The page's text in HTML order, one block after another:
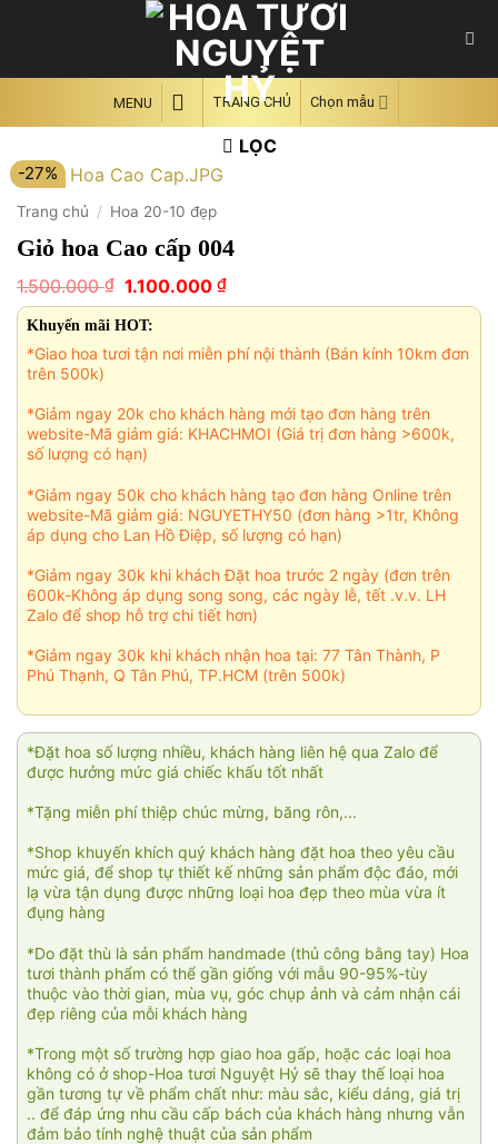
MENU TRANG CHỦ Chọn mẫu
LỌC
-27%
Trang chủ / Hoa 20-10 đẹp
Giỏ hoa Cao cấp 004
1.500.000₫ Giá
gốc
là:
1.500.000 ₫.
1.100.000 ₫Giá
hiện
1.100.000 ₫.
Khuyến mãi HOT:
*Giao hoa tươi tận nơi miễn phí nội thành (Bán kính 10km đơn
trên 500k)
*Giảm ngay 20k cho khách hàng mới tạo đơn hàng trên
website-Mã giảm giá: KHACHMOI (Giá trị đơn hàng >600k,
số lượng có hạn)
*Giảm ngay 50k cho khách hàng tạo đơn hàng Online trên
website-Mã giảm giá: NGUYETHY50 (đơn hàng >1tr, Không
áp dụng cho Lan Hồ Điệp, số lượng có hạn)
*Giảm ngay 30k khi khách Đặt hoa trước 2 ngày (đơn trên
600k-Không áp dụng song song, các ngày lễ, tết .v.v. LH
Zalo để shop hỗ trợ chi tiết hơn)
*Giảm ngay 30k khi khách nhận hoa tại: 77 Tân Thành, P
Phú Thạnh, Q Tân Phú, TP.HCM (trên 500k)
*Đặt hoa số lượng nhiều, khách hàng liên hệ qua Zalo để
được hưởng mức giá chiếc khấu tốt nhất
*Tặng miễn phí thiệp chúc mừng, băng rôn,...
*Shop khuyến khích quý khách hàng đặt hoa theo yêu cầu
mức giá, để shop tự thiết kế những sản phẩm độc đáo, mới
lạ vừa tận dụng được những loại hoa đẹp theo mùa vừa ít
đụng hàng
*Do đặt thù là sản phẩm handmade (thủ công bằng tay) Hoa
tươi thành phẩm có thể gần giống với mẫu 90-95%-tùy
thuộc vào thời gian, mùa vụ, góc chụp ảnh và cảm nhận cái
đẹp riêng của mỗi khách hàng
*Trong một số trường hợp giao hoa gấp, hoặc các loại hoa
không có ở shop-Hoa tươi Nguyệt Hỷ sẽ thay thế loại hoa
gần tương tự về phẩm chất như: màu sắc, kiểu dáng, giá trị
.. để đáp ứng nhu cầu cấp bách của khách hàng nhưng vẫn
đảm bảo tính nghệ thuật của sản phẩm